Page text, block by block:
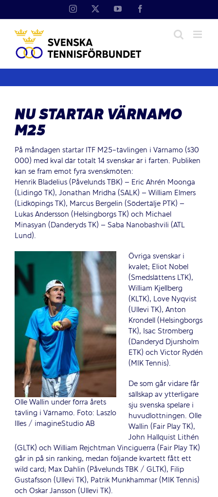
Instagram YouTube
NU STARTAR VÄRNAMO
M25
På måndagen startar ITF M25-tävlingen i Värnamo ($30
000) med kval där totalt 14 svenskar är i farten. Publiken
kan se fram emot fyra svenskmöten:
Henrik Bladelius (Påvelunds TBK) – Eric Ahrén Moonga
(Lidingö TK), Jonathan Mridha (SALK) – William Elmers
(Lidköpings TK), Marcus Bergelin (Södertälje PTK) –
Lukas Andersson (Helsingborgs TK) och Michael
Minasyan (Danderyds TK) – Saba Nanobashvili (ATL
Lund).
Olle Wallin under förra årets
tävling i Värnamo. Foto: Laszlo
Illes / imagineStudio AB
Övriga svenskar i
kvalet; Eliot Nobel
(Smedslättens LTK),
William Kjellberg
(KLTK), Love Nyqvist
(Ullevi TK), Anton
Krondell (Helsingborgs
TK), Isac Strömberg
(Danderyd Djursholm
ETK) och Victor Rydén
(MIK Tennis).
De som går vidare får
sällskap av ytterligare
sju svenska spelare i
huvudlottningen. Olle
Wallin (Fair Play TK),
John Hallquist Lithén
(GLTK) och William Rejchtman Vinciguerra (Fair Play TK)
går in på sin ranking, medan följande kvartett fått ett
wild card; Max Dahlin (Påvelunds TBK / GLTK), Filip
Gustafsson (Ullevi TK), Patrik Munkhammar (MIK Tennis)
och Oskar Jansson (Ullevi TK).